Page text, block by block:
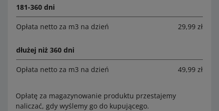
181-360 dni
Opłata netto za m3 na dzień 29,99 zł
dłużej niż 360 dni
Opłata netto za m3 na dzień 49,99 zł
Opłatę za magazynowanie produktu przestajemy
naliczać, gdy wyślemy go do kupującego.